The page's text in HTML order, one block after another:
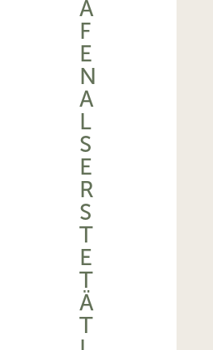
A
F
E
N
A
L
S
E
R
S
T
E
T
Ä
T